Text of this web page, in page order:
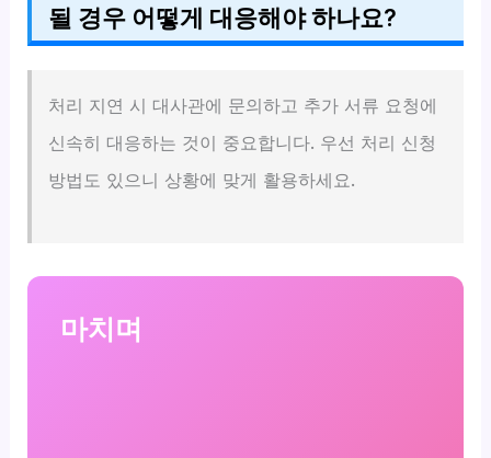
될 경우 어떻게 대응해야 하나요?
처리 지연 시 대사관에 문의하고 추가 서류 요청에
신속히 대응하는 것이 중요합니다. 우선 처리 신청
방법도 있으니 상황에 맞게 활용하세요.
마치며